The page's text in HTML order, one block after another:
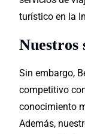
turístico en la
Nuestros
Sin embargo,
competitivo
conocimiento
Además,